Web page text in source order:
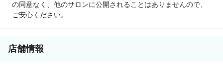
の同意なく、他のサロンに公開されることはありませんので、
ご安心ください。
店舗情報